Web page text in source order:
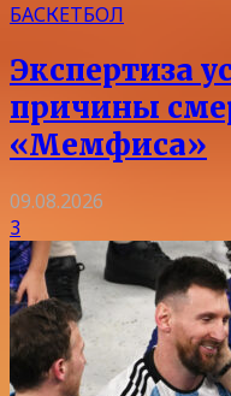
БАСКЕТБОЛ
Экспертиза
причины
«Мемфиса»
09.08.2026
3